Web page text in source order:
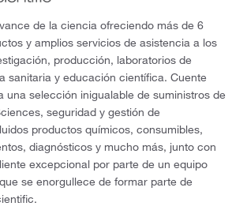
de la ciencia ofreciendo más de 6
y amplios servicios de asistencia a los
producción, laboratorios de
sanitaria y educación científica. Cuente
una selección inigualable de suministros de
seguridad y gestión de
productos químicos, consumibles,
diagnósticos y mucho más, junto con
excepcional por parte de un equipo
se enorgullece de formar parte de